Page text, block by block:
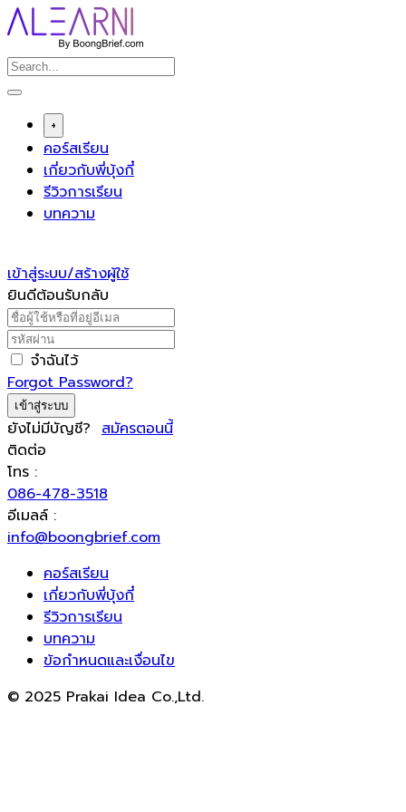
Skip
to
content
+
คอร์สเรียน
เกี่ยวกับพี่บุ้งกี๋
รีวิวการเรียน
บทความ
เข้าสู่ระบบ/สร้างผู้ใช้
ยินดีต้อนรับกลับ
จำฉันไว้
Forgot Password?
เข้าสู่ระบบ
ยังไม่มีบัญชี? สมัครตอนนี้
ติดต่อ
โทร :
086-478-3518
อีเมลล์ :
info@boongbrief.com
คอร์สเรียน
เกี่ยวกับพี่บุ้งกี๋
รีวิวการเรียน
บทความ
ข้อกำหนดและเงื่อนไข
© 2025 Prakai Idea Co.,Ltd.